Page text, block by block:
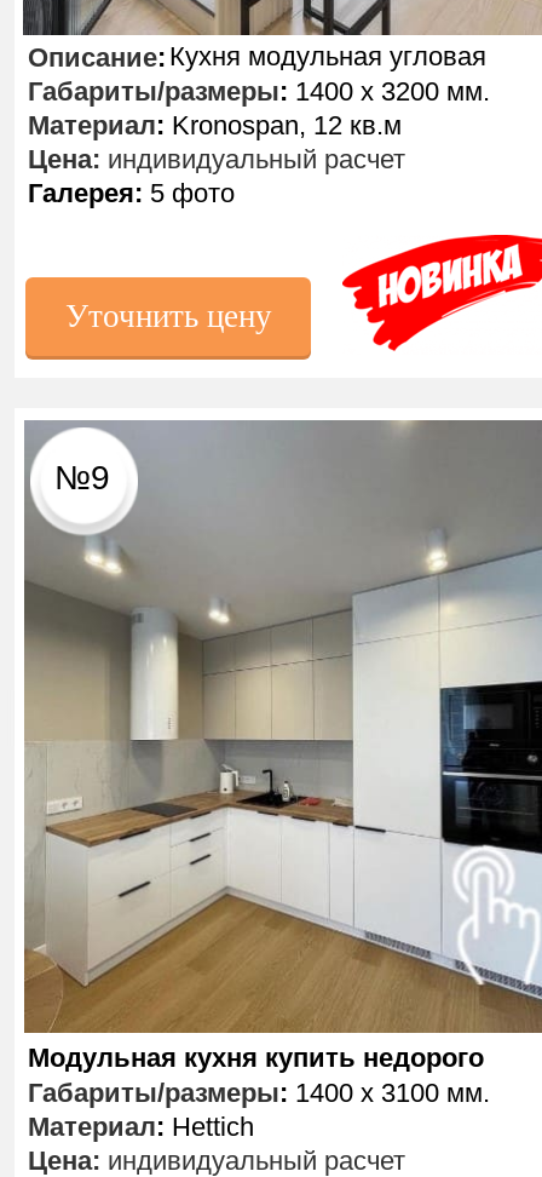
Кухня модульная угловая
Модульная кухня купить недорого
№9
Уточнить цену
Габариты/размеры: 1400 х 3100 мм.
Материал: Hettich
Цена: индивидуальный расчет
Описание:
Габариты/размеры: 1400 х 3200 мм.
Материал: Kronospan, 12 кв.м
Цена: индивидуальный расчет
Галерея: 5 фото